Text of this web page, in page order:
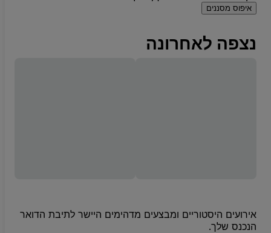
איפוס מסננים
נצפה לאחרונה
אירועים היסטוריים ומבצעים מדהימים היישר לתיבת הדואר
הנכנס שלך.